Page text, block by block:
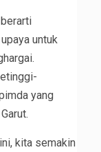
untuk
yang
kita semakin